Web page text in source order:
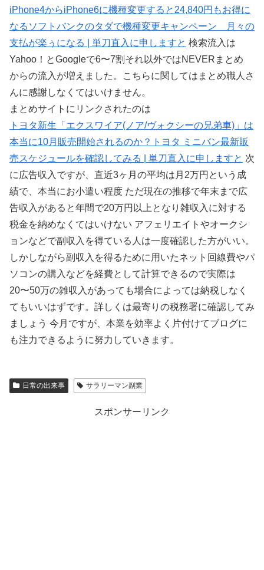
iPhone4からiPhone6に機種変更すると24,840円もお得に
なるソフトバンクのタダで機種変更キャンペーン 月々の
支払が楽ぅになる | 単刀直入に申しますと 検索流入は
Yahoo！とGoogleで6〜7割それ以外ではNEVERまとめ
からの流入が増えました。こちらに関してはまとめ職人さ
んに感謝しなくてはいけません。
まとめサイトにリンクされたのは
トヨタ新生「エクスワイア(ノア/ヴォクシーの兄弟車)」は
本当に10月販売開始されるのか？トヨタ ミニバン最新販
売スケジュールを確認してみる | 単刀直入に申しますと 次
に広告収入ですが、直近3ヶ月の平均は月2万円という成
績で、本当にお小遣い程度 ただ現在の推移で年末まで広
告収入があると年間で20万円以上となり雑収入に対する
税金を納めなくてはいけない アフェリエイトやオークシ
ョンなどで副収入を得ている人は一度確認した方がいい。
しかしながら副収入を得るために用いたネット回線費やパ
ソコンの購入などを経費として計算できるので実際は
20〜50万の雑収入があっても場合によっては納税しなく
てもいいはずです。詳しくは最寄りの税務署に確認してみ
ましょう 今月ですが、本業を効率よく片付けてブログに
も注力できるように努力していきます。
日常の出来事 サラリーマン副業
スポンサーリンク